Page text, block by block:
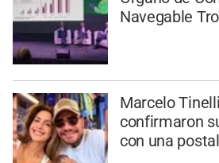
Navegable
Marcelo
confirmaron
con una